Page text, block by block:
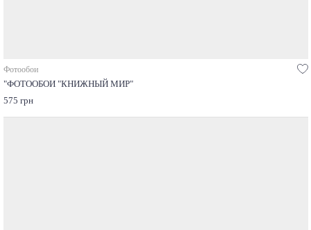
Фотообои
"ФОТООБОИ "КНИЖНЫЙ МИР"
575 грн